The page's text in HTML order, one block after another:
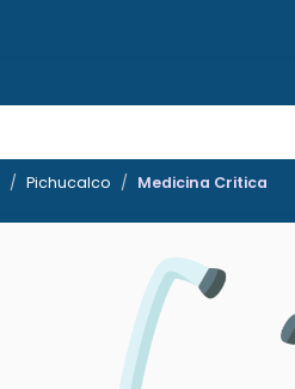
Pichucalco Medicina Critica